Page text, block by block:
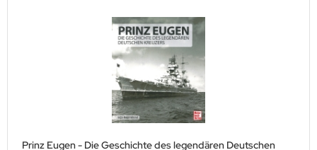
Prinz Eugen - Die Geschichte des legendären Deutschen